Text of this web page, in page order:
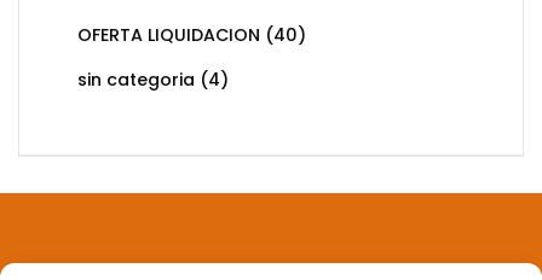
OFERTA LIQUIDACION (40)
sin categoria (4)